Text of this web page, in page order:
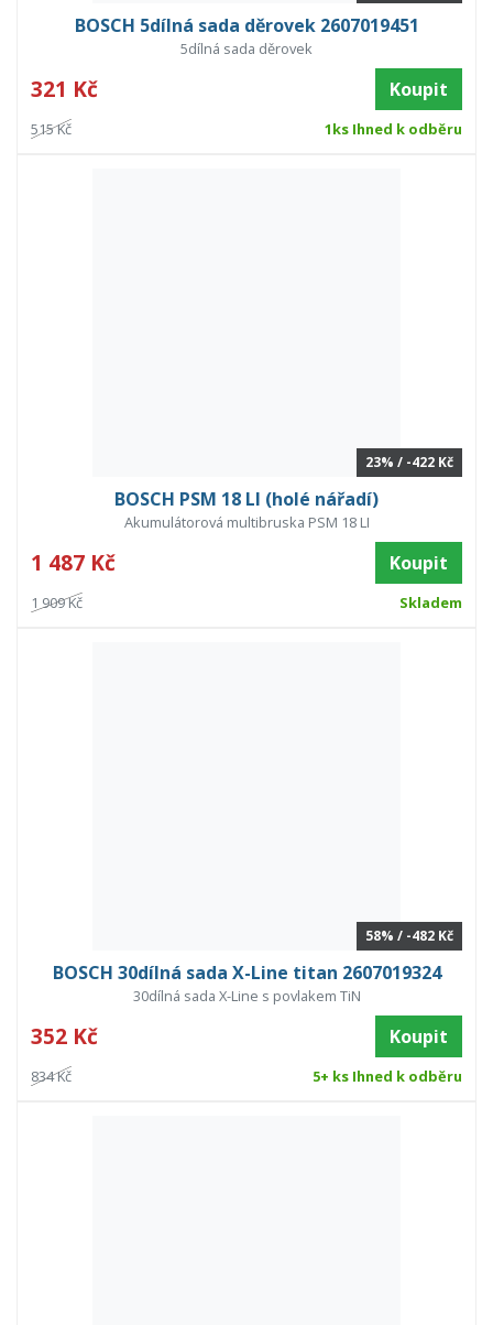
BOSCH 5dílná sada děrovek 2607019451
5dílná sada děrovek
321 Kč Koupit
515 Kč 1ks Ihned k odběru
23% / -422 Kč
BOSCH PSM 18 LI (holé nářadí)
Akumulátorová multibruska PSM 18 LI
1 487 Kč Koupit
1 909 Kč Skladem
58% / -482 Kč
BOSCH 30dílná sada X-Line titan 2607019324
30dílná sada X-Line s povlakem TiN
352 Kč Koupit
834 Kč 5+ ks Ihned k odběru